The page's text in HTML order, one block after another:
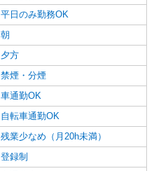
平日のみ勤務OK
朝
夕方
禁煙・分煙
車通勤OK
自転車通勤OK
残業少なめ（月20h未満）
登録制